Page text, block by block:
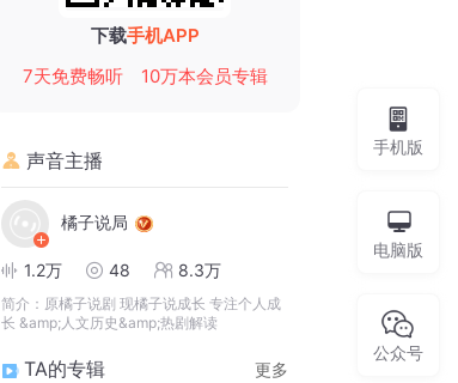
下载手机APP
7天免费畅听
10万本会员专辑
声音主播
橘子说局
1.2万 48 8.3万
简介： 原橘子说剧 现橘子说成长 专注个人成
长 &amp;人文历史&amp;热剧解读
TA的专辑 更多
手机版
电脑版
公众号